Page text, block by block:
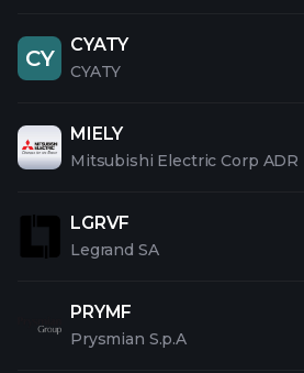
CY
CYATY
CYATY
MIELY
Mitsubishi Electric Corp ADR
LGRVF
Legrand SA
PRYMF
Prysmian S.p.A